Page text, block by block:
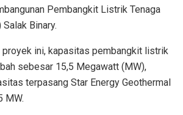
Pembangkit Listrik Tenaga
Binary.
proyek ini, kapasitas pembangkit listrik
sebesar 15,5 Megawatt (MW),
terpasang Star Energy Geothermal
MW.